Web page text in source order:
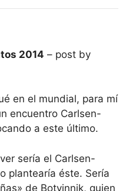
2014 – post by
en el mundial, para mí
encuentro Carlsen-
a este último.
sería el Carlsen-
plantearía éste. Sería
de Botvinnik, quien